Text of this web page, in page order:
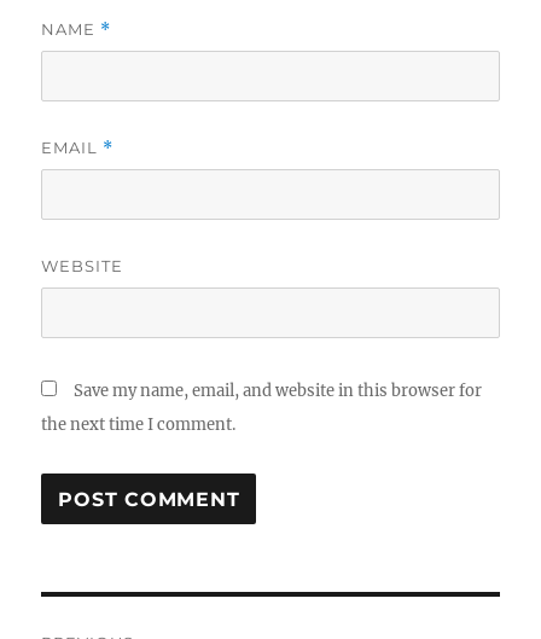
NAME *
EMAIL *
WEBSITE
Save my name, email, and website in this browser for
the next time I comment.